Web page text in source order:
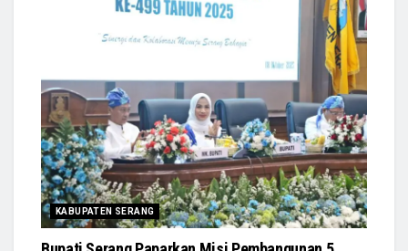
KABUPATEN SERANG